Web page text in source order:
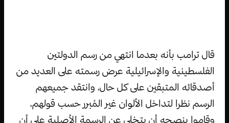
قال ترامب بأنه بعدما انتهي من رسم الدولتين
الفلسطينية والإسرائيلية عرض رسمته على العديد من
أصدقائه المتبقين على كل حال، وانتقد جميعهم
الرسم نظرا لتداخل الألوان غير المُبرر حسب قولهم،
وقاموا بنصحه أن يتخلى عن الرسمة الأصلية على أن